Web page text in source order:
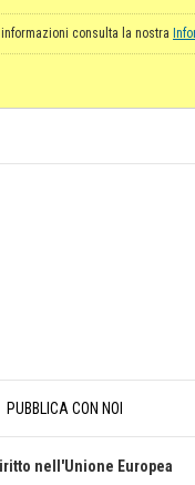
consulta la nostra
PUBBLICA CON NOI
nell'Unione Europea